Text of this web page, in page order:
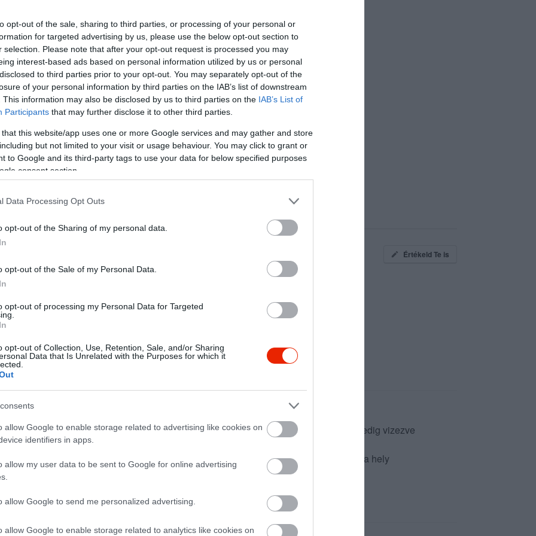
opt-out of the sale, sharing to third parties, or processing of your personal or
for targeted advertising by us, please use the below opt-out section to
selection. Please note that after your opt-out request is processed you may
interest-based ads based on personal information utilized by us or personal
to third parties prior to your opt-out. You may separately opt-out of the
of your personal information by third parties on the IAB’s list of downstream
This information may also be disclosed by us to third parties on the IAB’s List of
Participants that may further disclose it to other third parties.
that this website/app uses one or more Google services and may gather and store
but not limited to your visit or usage behaviour. You may click to grant or
to Google and its third-party tags to use your data for below specified purposes
consent section.
Data Processing Opt Outs
opt-out of the Sharing of my personal data.
opt-out of the Sale of my Personal Data.
opt-out of processing my Personal Data for Targeted
opt-out of Collection, Use, Retention, Sale, and/or Sharing
Data that Is Unrelated with the Purposes for which it
allow Google to enable storage related to advertising like cookies on
identifiers in apps.
allow my user data to be sent to Google for online advertising
allow Google to send me personalized advertising.
allow Google to enable storage related to analytics like cookies on
Értékeld Te is
az egyébként drágának mondható ételek túl voltak fűszerezve, a csapolt sörök pedig vizezve
az egyetlen pozitívum, de már jó hangulatról sem igazán lehet beszélni, mivel a hely
bezár, amire a felszolgálók kellemetlen stílusban hívják fel a figyelmet :/